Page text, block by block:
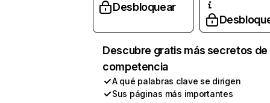
Desbloquear
Descubre gratis más secretos de
competencia
A qué palabras clave se dirigen
Sus páginas más importantes